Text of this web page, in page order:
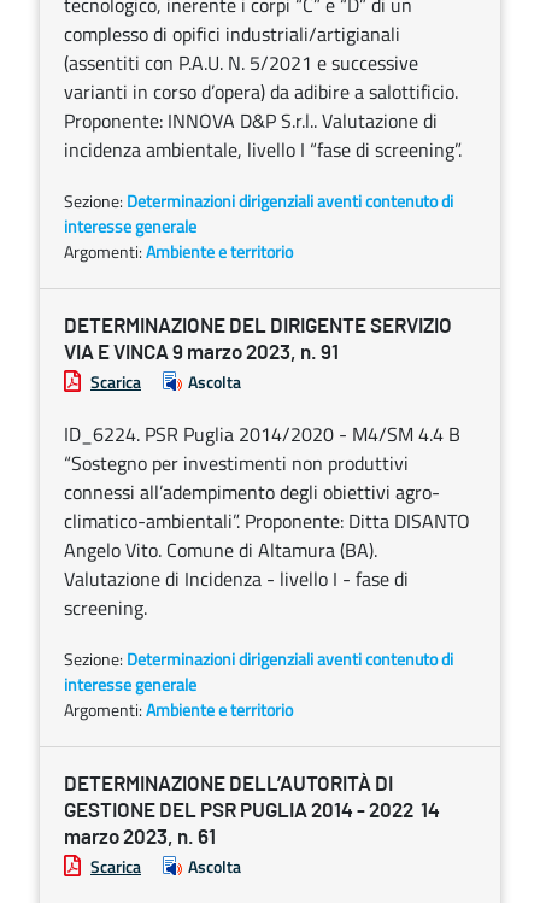
complesso di opifici industriali/artigianali
(assentiti con P.A.U. N. 5/2021 e successive
varianti in corso d’opera) da adibire a salottificio.
Proponente: INNOVA D&P S.r.l.. Valutazione di
incidenza ambientale, livello I “fase di screening”.
Sezione: Determinazioni dirigenziali aventi contenuto di
interesse generale
Argomenti:Ambiente e territorio
DETERMINAZIONE DEL DIRIGENTE SERVIZIO
VIA E VINCA 9 marzo 2023, n. 91
Scarica Ascolta
ID_6224. PSR Puglia 2014/2020 - M4/SM 4.4 B
“Sostegno per investimenti non produttivi
connessi all’adempimento degli obiettivi agro-
climatico-ambientali”. Proponente: Ditta DISANTO
Angelo Vito. Comune di Altamura (BA).
Valutazione di Incidenza - livello I - fase di
screening.
Sezione: Determinazioni dirigenziali aventi contenuto di
interesse generale
Argomenti:Ambiente e territorio
DETERMINAZIONE DELL’AUTORITÀ DI
GESTIONE DEL PSR PUGLIA 2014 - 2022 14
marzo 2023, n. 61
Scarica Ascolta